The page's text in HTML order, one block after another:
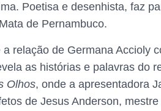
Poetisa e desenhista, faz
de Pernambuco.
relação de Germana Accioly
as histórias e palavras do
Olhos, onde a apresentadora
de Jesus Anderson,